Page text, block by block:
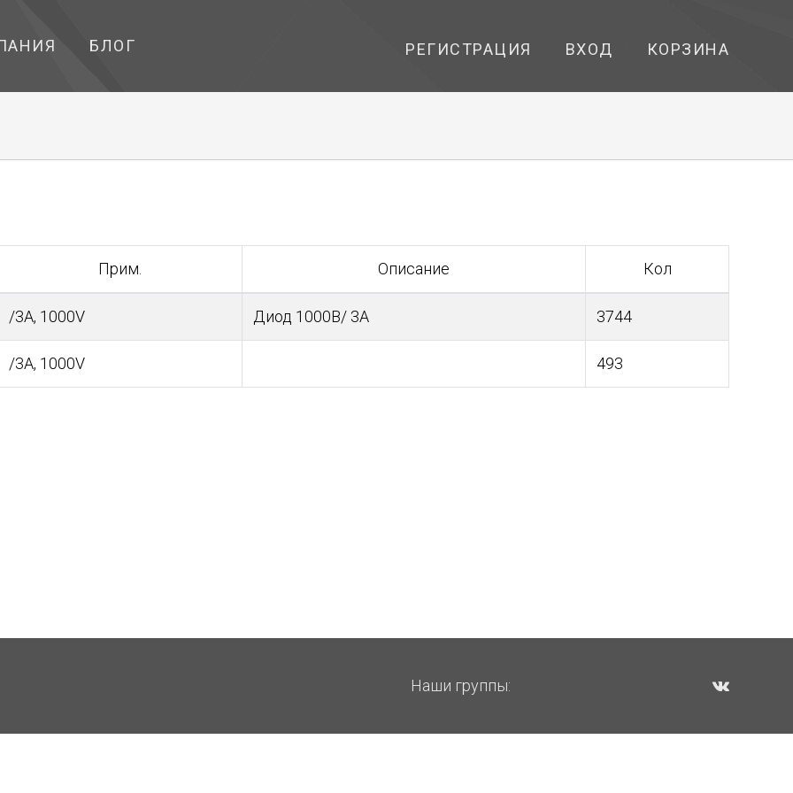
БЛОГ РЕГИСТРАЦИЯ ВХОД КОРЗИНА
Прим. Описание Кол
/3A, 1000V Диод 1000В/ 3A 3744
/3A, 1000V 493
Наши группы: